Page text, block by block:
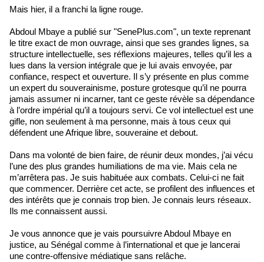
Mais hier, il a franchi la ligne rouge.
Abdoul Mbaye a publié sur "SenePlus.com", un texte reprenant
le titre exact de mon ouvrage, ainsi que ses grandes lignes, sa
structure intellectuelle, ses réflexions majeures, telles qu’il les a
lues dans la version intégrale que je lui avais envoyée, par
confiance, respect et ouverture. Il s’y présente en plus comme
un expert du souverainisme, posture grotesque qu’il ne pourra
jamais assumer ni incarner, tant ce geste révèle sa dépendance
à l’ordre impérial qu’il a toujours servi. Ce vol intellectuel est une
gifle, non seulement à ma personne, mais à tous ceux qui
défendent une Afrique libre, souveraine et debout.
Dans ma volonté de bien faire, de réunir deux mondes, j’ai vécu
l’une des plus grandes humiliations de ma vie. Mais cela ne
m’arrêtera pas. Je suis habituée aux combats. Celui-ci ne fait
que commencer. Derrière cet acte, se profilent des influences et
des intérêts que je connais trop bien. Je connais leurs réseaux.
Ils me connaissent aussi.
Je vous annonce que je vais poursuivre Abdoul Mbaye en
justice, au Sénégal comme à l’international et que je lancerai
une contre-offensive médiatique sans relâche.